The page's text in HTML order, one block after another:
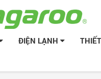
ĐIỆN LẠNH